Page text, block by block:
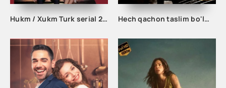
Hukm / Xukm Turk serial 203. 204. 205. 206. 207. 208. 209. 210. 211. 212. 213. 214. 215 Qism Uzbek tilida Hukim Xukim Barcha qismlari Hech qachon taslim bo'lma 3